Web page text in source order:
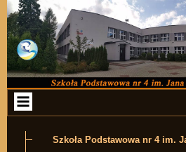
Szkoła Podstawowa nr 4 im.